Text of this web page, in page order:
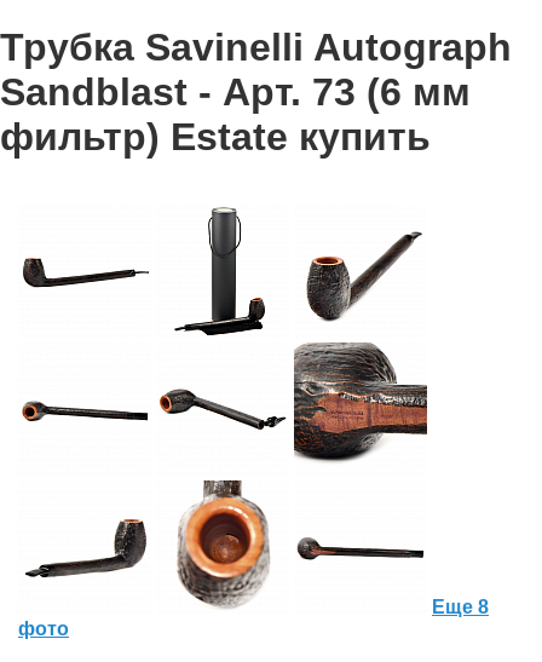
Трубка Savinelli Autograph
Sandblast - Арт. 73 (6 мм
фильтр) Estate купить
Еще 8
фото